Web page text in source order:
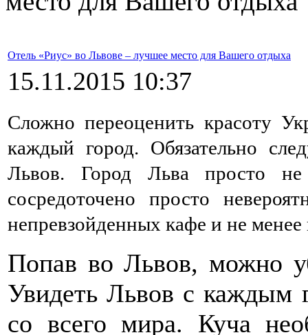
Отель «Риус» во Львове – лучшее место для Вашего отдыха
15.11.2015 10:37
Сложно переоценить красоту
каждый город. Обязательно
Львов. Город Льва просто
сосредоточено просто
непревзойденных кафе и не
Попав во Львов, можно
Увидеть Львов с каждым
со всего мира. Куча